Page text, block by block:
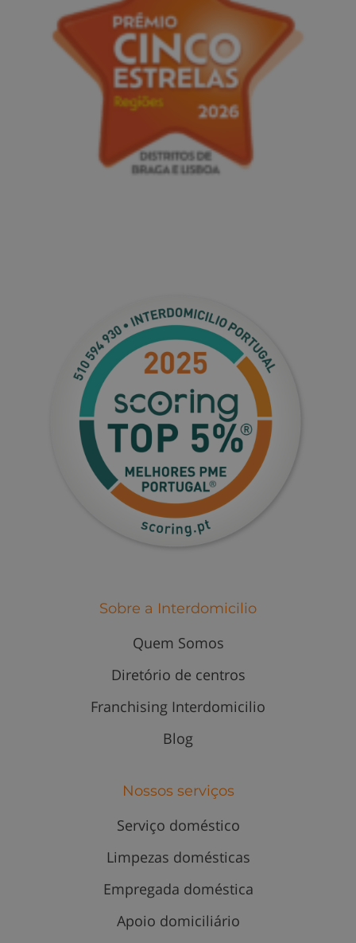
Sobre a Interdomicilio
Quem Somos
Diretório de centros
Franchising Interdomicilio
Blog
Nossos serviços
Serviço doméstico
Limpezas domésticas
Empregada doméstica
Apoio domiciliário